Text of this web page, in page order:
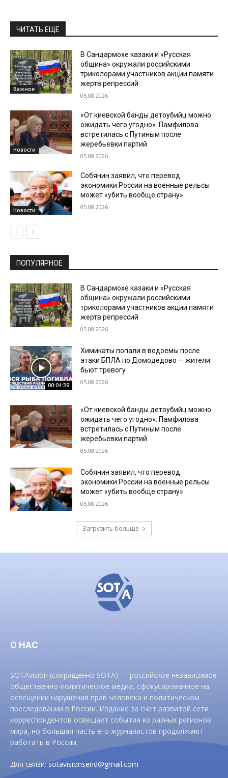
ЧИТАТЬ ЕЩЕ
Важное
В Сандармохе казаки и «Русская
община» окружали российскими
триколорами участников акции памяти
жертв репрессий
05.08.2026
Новости
«От киевской банды детоубийц можно
ожидать чего угодно». Памфилова
встретилась с Путиным после
жеребьевки партий
05.08.2026
Новости
Собянин заявил, что перевод
экономики России на военные рельсы
может «убить вообще страну»
05.08.2026
ПОПУЛЯРНОЕ
В Сандармохе казаки и «Русская
община» окружали российскими
триколорами участников акции памяти
жертв репрессий
05.08.2026
00:04:39
Химикаты попали в водоемы после
атаки БПЛА по Домодедово — жители
бьют тревогу
05.08.2026
«От киевской банды детоубийц можно
ожидать чего угодно». Памфилова
встретилась с Путиным после
жеребьевки партий
05.08.2026
Собянин заявил, что перевод
экономики России на военные рельсы
может «убить вообще страну»
05.08.2026
Загрузить больше
О НАС
SOTAvision (сокращенно SOTA) — российское независимое
общественно-политическое медиа, сфокусированное на
освещении нарушения прав человека и политическом
преследовании в России. Издание за счет развитой сети
корреспондентов освещает события из разных регионов
мира, но большая часть его журналистов продолжают
работать в России.
Для связи:sotavisionsend@gmail.com